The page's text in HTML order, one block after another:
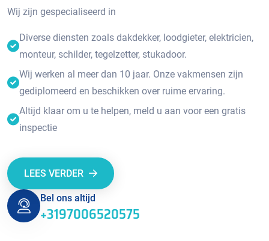
Wij zijn gespecialiseerd in
Diverse diensten zoals dakdekker, loodgieter, elektricien,
monteur, schilder, tegelzetter, stukadoor.
Wij werken al meer dan 10 jaar. Onze vakmensen zijn
gediplomeerd en beschikken over ruime ervaring.
Altijd klaar om u te helpen, meld u aan voor een gratis
inspectie
LEES VERDER
Bel ons altijd
+3197006520575